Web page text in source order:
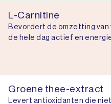
L-Carnitine
Bevordert de omzetting
de hele dag actief en
Groene thee-extract
Levert antioxidanten die